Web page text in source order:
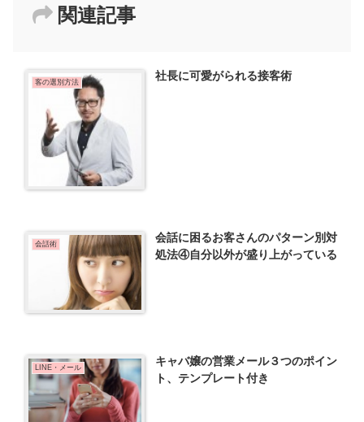
関連記事
客の選別方法 社長に可愛がられる接客術
会話術
会話に困るお客さんのパターン別対
処法④自分以外が盛り上がっている
LINE・メール
キャバ嬢の営業メール３つのポイン
ト、テンプレート付き